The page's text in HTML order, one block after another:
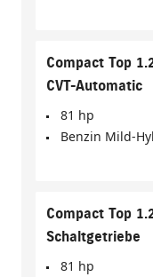
Compact Top
CVT-Automatic
81 hp
Benzin Mild-
Compact Top
Schaltgetriebe
81 hp